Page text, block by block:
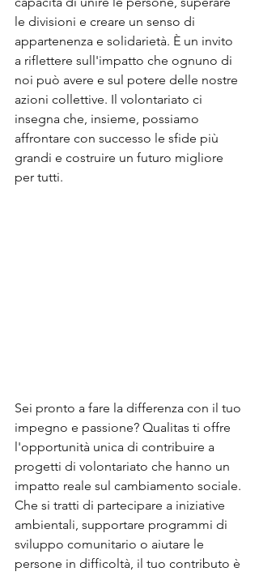
le divisioni e creare un senso di
appartenenza e solidarietà. È un invito
a riflettere sull'impatto che ognuno di
noi può avere e sul potere delle nostre
azioni collettive. Il volontariato ci
insegna che, insieme, possiamo
affrontare con successo le sfide più
grandi e costruire un futuro migliore
per tutti.
Sei pronto a fare la differenza con il tuo
impegno e passione? Qualitas ti offre
l'opportunità unica di contribuire a
progetti di volontariato che hanno un
impatto reale sul cambiamento sociale.
Che si tratti di partecipare a iniziative
ambientali, supportare programmi di
sviluppo comunitario o aiutare le
persone in difficoltà, il tuo contributo è